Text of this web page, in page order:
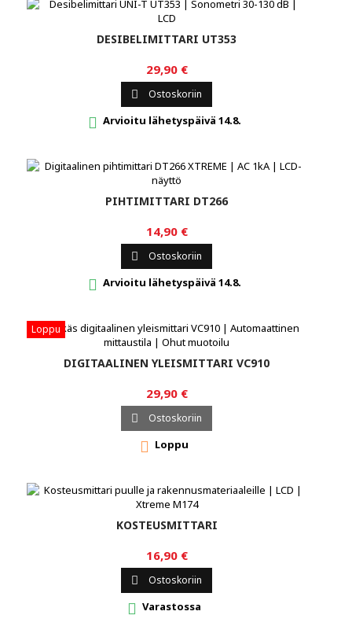
DESIBELIMITTARI UT353
29,90 €
 Ostoskoriin
 Arvioitu lähetyspäivä 14.8.
PIHTIMITTARI DT266
14,90 €
 Ostoskoriin
 Arvioitu lähetyspäivä 14.8.
Loppu
DIGITAALINEN YLEISMITTARI VC910
29,90 €
 Ostoskoriin
 Loppu
KOSTEUSMITTARI
16,90 €
 Ostoskoriin
 Varastossa